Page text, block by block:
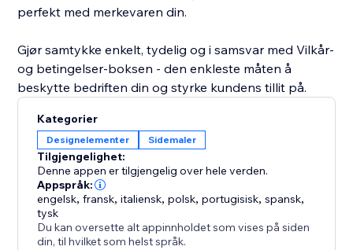
perfekt med merkevaren din.
Gjør samtykke enkelt, tydelig og i samsvar med Vilkår-
og betingelser-boksen - den enkleste måten å
beskytte bedriften din og styrke kundens tillit på.
Kategorier
Designelementer Sidemaler
Tilgjengelighet:
Denne appen er tilgjengelig over hele verden.
Appspråk:
engelsk,fransk,italiensk,polsk,portugisisk,spansk,
tysk
Du kan oversette alt appinnholdet som vises på siden
din, til hvilket som helst språk.